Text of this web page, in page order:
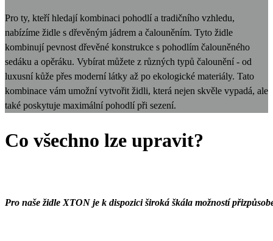
Pro ty, kteří hledají kombinaci pohodlí a tradičního vzhledu,
nabízíme židle s dřevěným jádrem a čalouněním. Tyto židle
kombinují pevnost dřevěné konstrukce s pohodlím čalouněného
sedáku a opěráku. Vybírat můžete z různých typů čalounění - od
luxusní kůže přes moderní látky až po ekologické materiály. Tato
kombinace vám umožní vytvořit židli, která nejen skvěle vypadá, ale
také poskytuje maximální pohodlí při sezení.
Co všechno lze upravit?
Pro naše židle XTON je k dispozici široká škála možností